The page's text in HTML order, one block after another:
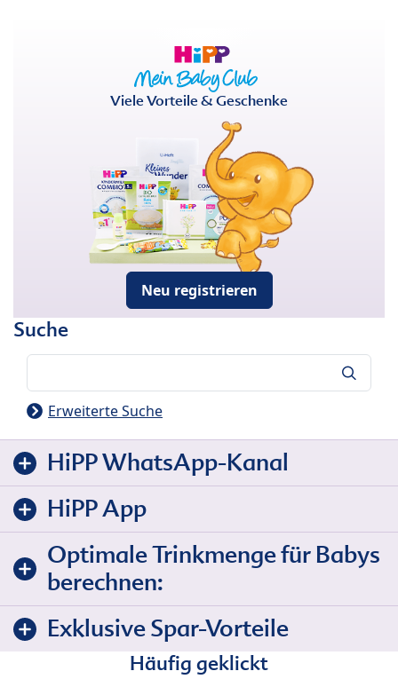
Viele Vorteile & Geschenke
Neu registrieren
Suche
Erweiterte Suche
HiPP WhatsApp-Kanal
HiPP App
Optimale Trinkmenge für Babys
berechnen:
Exklusive Spar-Vorteile
Häufig geklickt